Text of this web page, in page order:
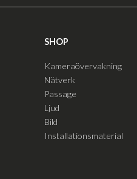
SHOP
Kameraövervakning
Nätverk
Passage
Ljud
Bild
Installationsmaterial